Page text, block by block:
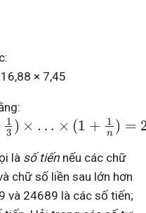
16,88 × 7,45
1
3 ) × … × (1 + 1
n ) =
là số tiến nếu các chữ
chữ số liền sau lớn hơn
và 24689 là các số tiến;